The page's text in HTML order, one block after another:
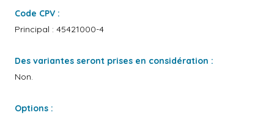
Code CPV :
Principal : 45421000-4
Des variantes seront prises en considération :
Non.
Options :